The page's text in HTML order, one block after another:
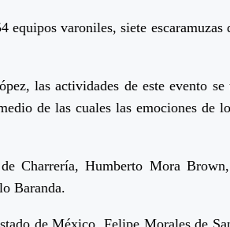
equipos varoniles, siete escaramuzas
las actividades de este evento
de las cuales las emociones de
Charrería, Humberto Mora
Baranda.
de México, Felipe Morales de